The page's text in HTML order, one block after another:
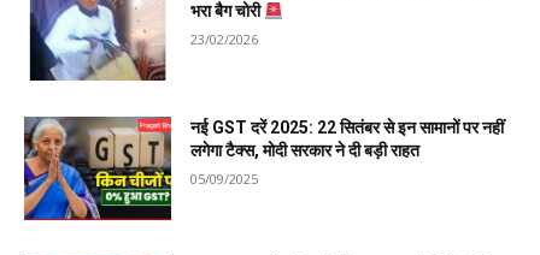
भरा बैग चोरी
23/02/2026
नई GST दरें 2025: 22 सितंबर से इन सामानों पर नहीं
लगेगा टैक्स, मोदी सरकार ने दी बड़ी राहत
05/09/2025